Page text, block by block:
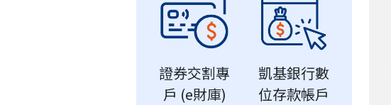
證券交割專
戶 (e財庫)
凱基銀行數
位存款帳戶